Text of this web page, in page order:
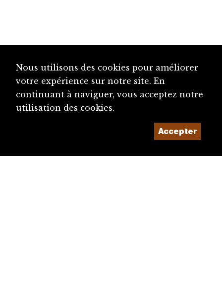
Nous utilisons des cookies pour améliorer
votre expérience sur notre site. En
continuant à naviguer, vous acceptez notre
utilisation des cookies.
Accepter